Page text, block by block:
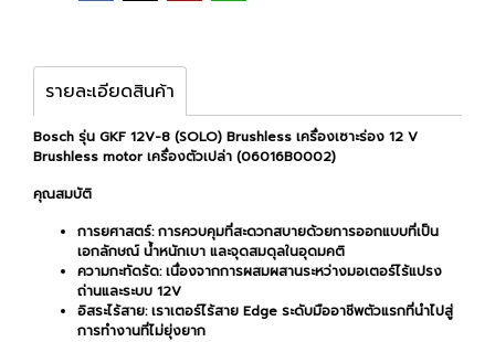
รายละเอียดสินค้า
Bosch รุ่น GKF 12V-8 (SOLO) Brushless เครื่องเซาะร่อง 12 V
Brushless motor เครื่องตัวเปล่า (06016B0002)
คุณสมบัติ
การยศาสตร์: การควบคุมที่สะดวกสบายด้วยการออกแบบที่เป็น
เอกลักษณ์ น้ำหนักเบา และจุดสมดุลในอุดมคติ
ความกะทัดรัด: เนื่องจากการผสมผสานระหว่างมอเตอร์ไร้แปรง
ถ่านและระบบ 12V
อิสระไร้สาย: เราเตอร์ไร้สาย Edge ระดับมืออาชีพตัวแรกที่นำไปสู่
การทำงานที่ไม่ยุ่งยาก